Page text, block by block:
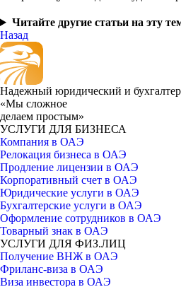
Читайте другие статьи на эту
Назад
Надежный юридический и
«Мы сложное
делаем простым»
УСЛУГИ ДЛЯ БИЗНЕСА
Компания в ОАЭ
Релокация бизнеса в ОАЭ
Продление лицензии в ОАЭ
Корпоративный счет в ОАЭ
Юридические услуги в ОАЭ
Бухгалтерские услуги в ОАЭ
Оформление сотрудников в ОАЭ
Товарный знак в ОАЭ
УСЛУГИ ДЛЯ ФИЗ.ЛИЦ
Получение ВНЖ в ОАЭ
Фриланс-виза в ОАЭ
Виза инвестора в ОАЭ